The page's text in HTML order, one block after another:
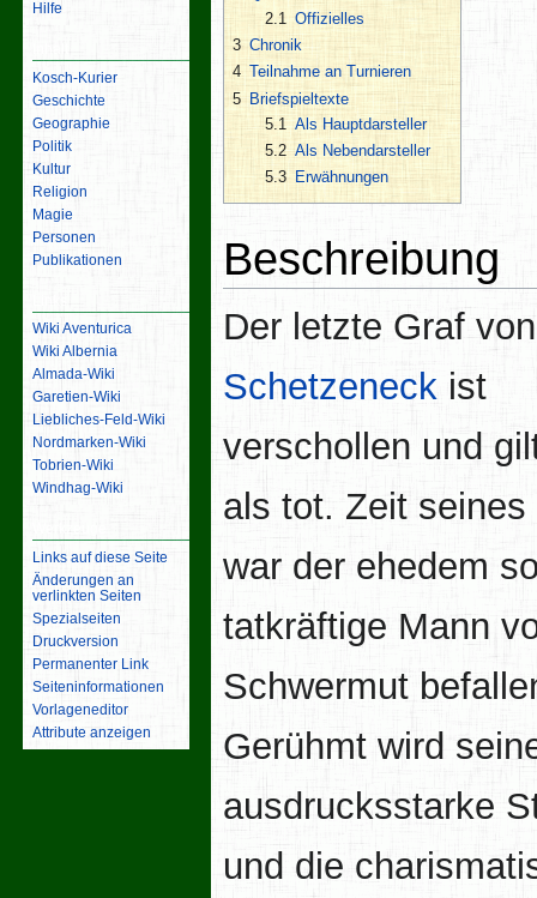
2.1 Offizielles
3 Chronik
4 Teilnahme an Turnieren
5 Briefspieltexte
5.1 Als Hauptdarsteller
5.2 Als Nebendarsteller
5.3
Erwähnungen
Beschreibung
Der letzte Graf von
Schetzeneck ist
verschollen und
als tot. Zeit seines
war der ehedem
tatkräftige Mann
Schwermut
Gerühmt wird
ausdrucksstarke
und die
Hilfe
Kosch-Kurier
Geschichte
Geographie
Politik
Kultur
Religion
Magie
Personen
Publikationen
Wiki Aventurica
Wiki Albernia
Almada-Wiki
Garetien-Wiki
Liebliches-Feld-Wiki
Nordmarken-Wiki
Tobrien-Wiki
Windhag-Wiki
Links auf diese Seite
Änderungen an
verlinkten Seiten
Spezialseiten
Druckversion
Permanenter Link
Seiten­­informationen
Vorlageneditor
Attribute anzeigen